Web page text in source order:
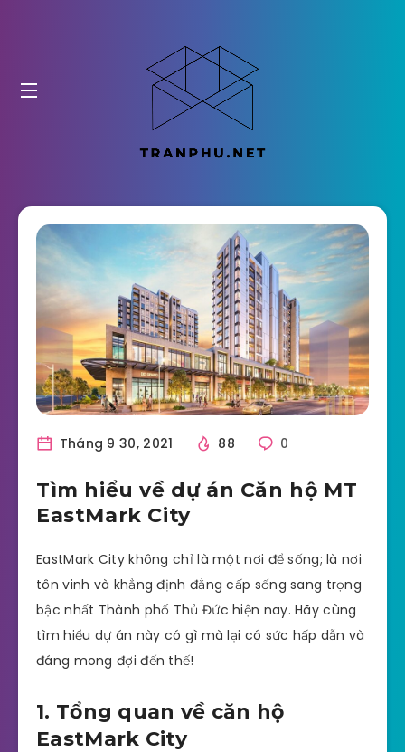
Tháng 9 30, 2021 88 0
Tìm hiểu về dự án Căn hộ MT
EastMark City
EastMark City không chỉ là một nơi để sống; là nơi
tôn vinh và khẳng định đẳng cấp sống sang trọng
bậc nhất Thành phố Thủ Đức hiện nay. Hãy cùng
tìm hiểu dự án này có gì mà lại có sức hấp dẫn và
đáng mong đợi đến thế!
1. Tổng quan về căn hộ
EastMark City